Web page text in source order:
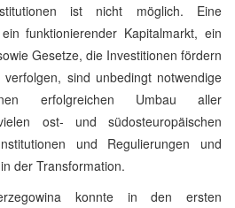
ist nicht möglich. Eine
funktionierender Kapitalmarkt, ein
Gesetze, die Investitionen fördern
verfolgen, sind unbedingt notwendige
erfolgreichen Umbau aller
ost- und südosteuropäischen
und Regulierungen und
der Transformation.
konnte in den ersten